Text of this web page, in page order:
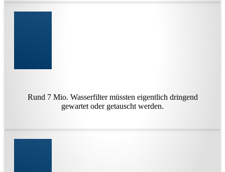
Rund 7 Mio. Wasserfilter müssten eigentlich dringend
gewartet oder getauscht werden.